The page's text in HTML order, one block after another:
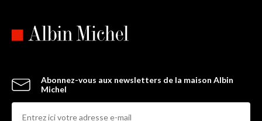
Abonnez-vous aux newsletters de la maison Albin
Michel